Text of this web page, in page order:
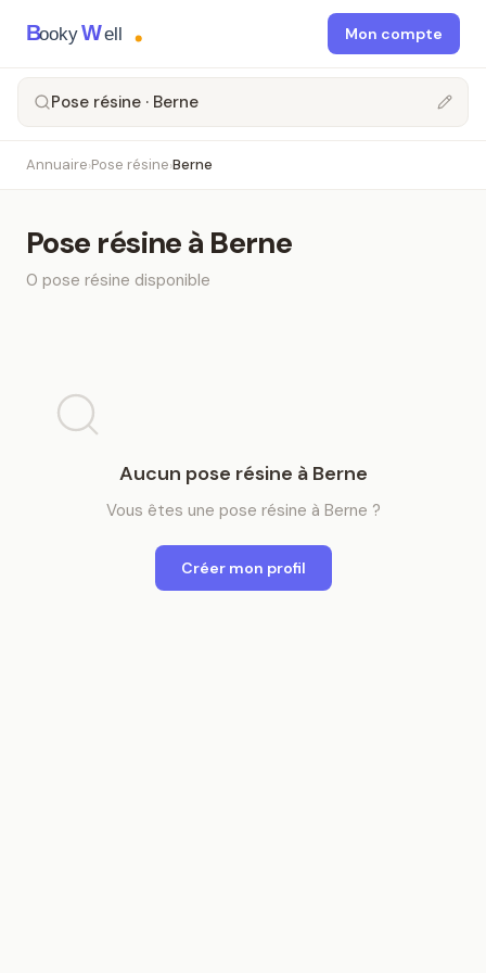
BookyWell Mon compte
Pose résine · Berne
Annuaire›Pose résine›Berne
Pose résineà Berne
0 pose résine disponible
Aucun pose résine à Berne
Vous êtes une pose résine à Berne ?
Créer mon profil